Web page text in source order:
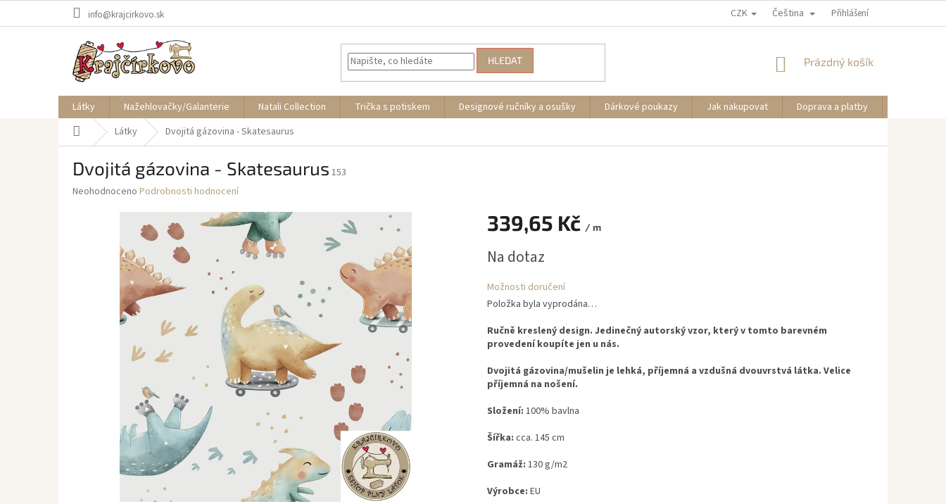
info@krajcirkovo.sk CZK Čeština Přihlášení
HLEDAT
NÁKUPNÍ
Prázdný košík
Látky Nažehlovačky/Galanterie Natali Collection Trička s potiskem Designové ručníky a osušky Dárkové poukazy Jak nakupovat Doprava a platby
Domů Látky Dvojitá gázovina - Skatesaurus
Dvojitá gázovina - Skatesaurus 153
Průměrné
Neohodnoceno Podrobnosti hodnocení
339,65 Kč / m
cena:
Na dotaz
Možnosti doručení
Položka byla vyprodána…
Ručně kreslený design. Jedinečný autorský vzor, ​​který v tomto barevném
provedení koupíte jen u nás.
Dvojitá gázovina/mušelin je lehká, příjemná a vzdušná dvouvrstvá látka. Velice
příjemná na nošení.
Složení: 100% bavlna
Šířka: cca. 145 cm
Gramáž: 130 g/m2
Výrobce: EU